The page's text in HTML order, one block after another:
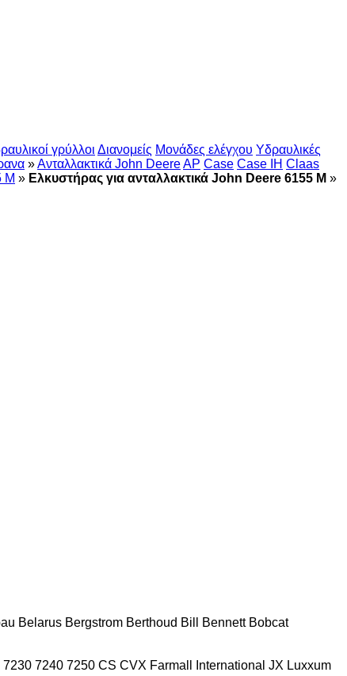
γρύλλοι Διανομείς Μονάδες ελέγχου Υδραυλικές
»Ανταλλακτικά John DeereAP Case Case IH Claas
M » Ελκυστήρας για ανταλλακτικά John Deere 6155 M »
Belarus Bergstrom Berthoud Bill Bennett Bobcat
7230 7240 7250 CS CVX Farmall International JX Luxxum